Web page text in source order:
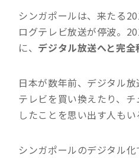
シンガポールは、来たる
ログテレビ放送が停波。
に、 デジタル放送へと完全
日本が数年前、デジタル放
テレビを買い換えたり、
したことを思い出す人もい
シンガポールのデジタル